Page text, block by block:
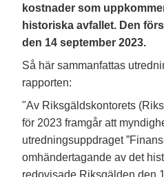
kostnader som
historiska avfallet. Den
den 14 september 2023.
Så här sammanfattas
rapporten:
"Av Riksgäldskontorets
för 2023 framgår att
utredningsuppdraget
omhändertagande av det
redovisade Riksgälden den